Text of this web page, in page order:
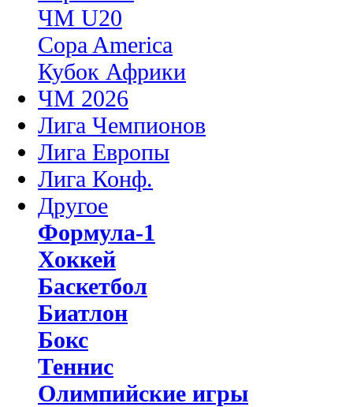
ЧМ U20
Copa America
Кубок Африки
ЧМ 2026
Лига Чемпионов
Лига Европы
Лига Конф.
Другое
Формула-1
Хоккей
Баскетбол
Биатлон
Бокс
Теннис
Олимпийские игры